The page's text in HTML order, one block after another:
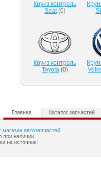
Круиз контроль
Seat(0)
Круиз контроль
Toyota (0)
Главная Каталог запчастей
магазин автозапчастей
при наличии
на источник!